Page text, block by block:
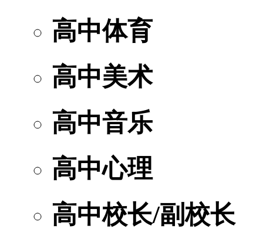
高中体育
高中美术
高中音乐
高中心理
高中校长/副校长